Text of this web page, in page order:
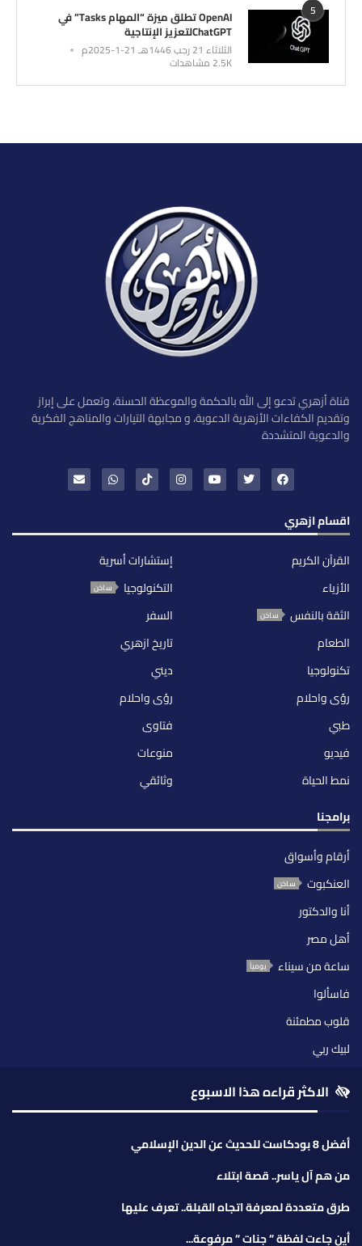
5 OpenAI تطلق ميزة “المهام Tasks” في
ChatGPTلتعزيز الإنتاجية
الثلاثاء 21 رجب 1446هـ 21-1-2025م
2.5K مشاهدات
قناة أزهري تدعو إلى الله بالحكمة والموعظة الحسنة، وتعمل على إبراز
وتقديم الكفاءات الأزهرية الدعوية، و مجابهة التيارات والمناهج الفكرية
والدعوية المتشددة
اقسام ازهري
القرآن الكريم
إستشارات أسرية
الأزياء
التكنولوجيا ساخن
الثقة بالنفس ساخن
السفر
الطعام
تاريخ ازهري
تكنولوجيا
ديني
رؤى واحلام
رؤى واحلام
طبي
فتاوى
فيديو
منوعات
نمط الحياة
وثائقي
برامجنا
أرقام وأسواق
العنكبوت
ساخن
أنا والدكتور
أهل مصر
ساعة من سيناء
يومياً
فاسألوا
قلوب مطمئنة
لبيك ربي
الاكثر قراءه هذا الاسبوع
أفضل 8 بودكاست للحديث عن الدين الإسلامي
من هم آل ياسر.. قصة ابتلاء
طرق متعددة لمعرفة اتجاه القبلة.. تعرف عليها
أين جاءت لفظة ” جنات ” مرفوعة...